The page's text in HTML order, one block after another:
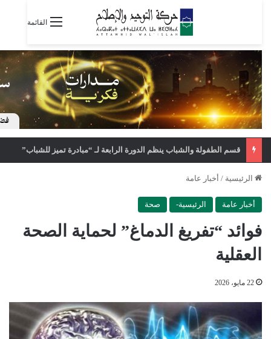
القائمة
قسم الطفولة والشباب ينظم الدورة الرابعة لـ “مبادرة تميز للشباب”
الرئيسية / أخبار عامة
أخبار عامة الرئيسية- صحة
فوائد “تفريغ الدماغ” لحماية الصحة
العقلية
22 مايو، 2026